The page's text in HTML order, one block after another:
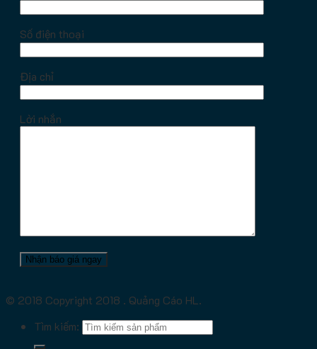
Số điện thoại
Địa chỉ
Lời nhắn
© 2018 Copyright 2018 . Quảng Cáo HL.
Tìm kiếm: